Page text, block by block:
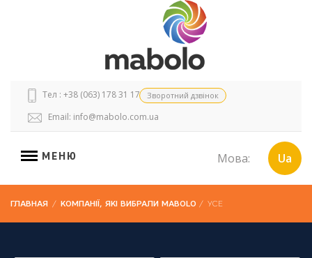
Тел : +38 (063) 178 31 17 Зворотний дзвінок
Email: info@mabolo.com.ua
МЕНЮ Мова: Ua
ГЛАВНАЯ / КОМПАНІЇ, ЯКІ ВИБРАЛИ MABOLO / УСЕ